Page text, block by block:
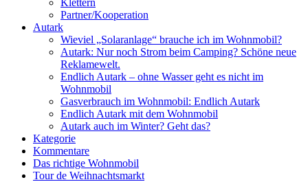
Partner/Kooperation
Autark
Wieviel „Solaranlage“ brauche ich im Wohnmobil?
Autark: Nur noch Strom beim Camping? Schöne neue
Reklamewelt.
Endlich Autark – ohne Wasser geht es nicht im
Wohnmobil
Gasverbrauch im Wohnmobil: Endlich Autark
Endlich Autark mit dem Wohnmobil
Autark auch im Winter? Geht das?
Kategorie
Kommentare
Das richtige Wohnmobil
Tour de Weihnachtsmarkt